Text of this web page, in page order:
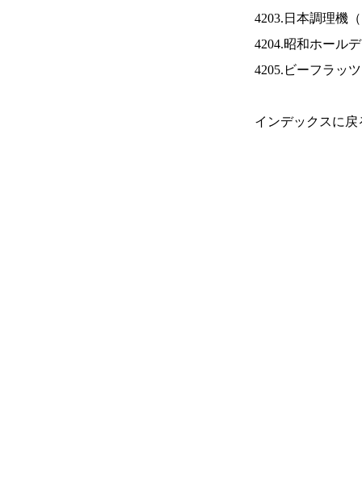
4203.日本調理機（
4204.昭和ホール
4205.ビーフラッ
インデックスに戻